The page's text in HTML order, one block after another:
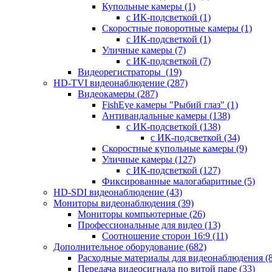
Купольные камеры (1)
с ИК-подсветкой (1)
Скоростные поворотные камеры (1)
с ИК-подсветкой (1)
Уличные камеры (7)
с ИК-подсветкой (7)
Видеорегистраторы (19)
HD-TVI видеонаблюдение (287)
Видеокамеры (287)
FishEye камеры "Рыбий глаз" (1)
Антивандальные камеры (138)
с ИК-подсветкой (138)
с ИК-подсветкой (34)
Скоростные купольные камеры (9)
Уличные камеры (127)
с ИК-подсветкой (127)
Фиксированные малогабаритные (5)
HD-SDI видеонаблюдение (43)
Мониторы видеонаблюдения (39)
Мониторы компьютерные (26)
Профессиональные для видео (13)
Соотношение сторон 16:9 (11)
Дополнительное оборудование (682)
Расходные материалы для видеонаблюдения
Передача видеосигнала по витой паре (33)